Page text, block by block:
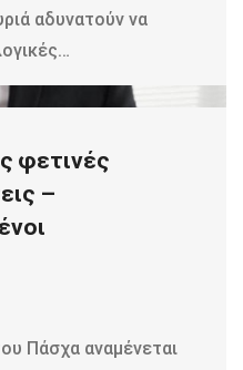
αδυνατούν να
φετινές
–
Πάσχα αναμένεται